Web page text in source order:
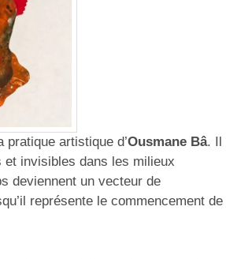
artistique d’Ousmane Bâ. Il
et invisibles dans les milieux
deviennent un vecteur de
représente le commencement de